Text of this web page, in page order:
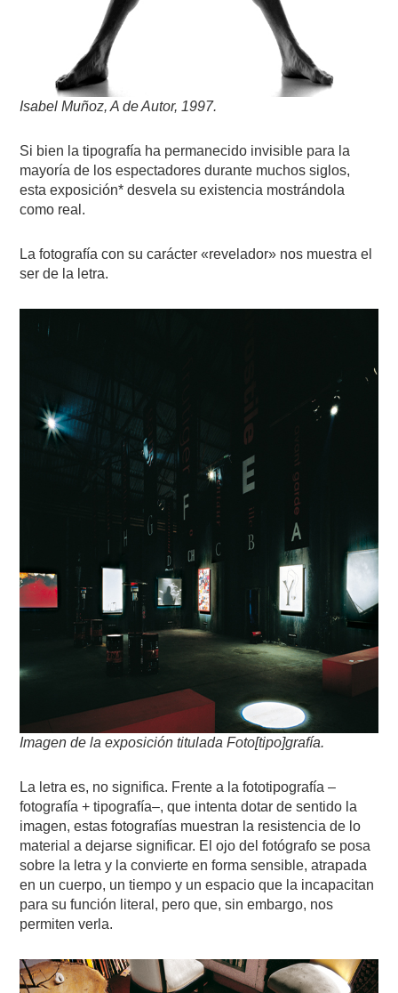
Isabel Muñoz, A de Autor, 1997.
Si bien la tipografía ha permanecido invisible para la
mayoría de los espectadores durante muchos siglos,
esta exposición* desvela su existencia mostrándola
como real.
La fotografía con su carácter «revelador» nos muestra el
ser de la letra.
Imagen de la exposición titulada Foto[tipo]grafía.
La letra es, no significa. Frente a la fototipografía –
fotografía + tipografía–, que intenta dotar de sentido la
imagen, estas fotografías muestran la resistencia de lo
material a dejarse significar. El ojo del fotógrafo se posa
sobre la letra y la convierte en forma sensible, atrapada
en un cuerpo, un tiempo y un espacio que la incapacitan
para su función literal, pero que, sin embargo, nos
permiten verla.